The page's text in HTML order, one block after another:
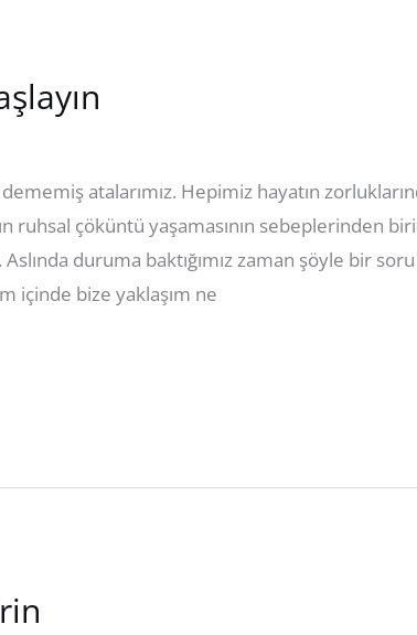
atalarımız. Hepimiz hayatın
ruhsal çöküntü yaşamasının sebeplerinden
duruma baktığımız zaman şöyle bir
içinde bize yaklaşım ne